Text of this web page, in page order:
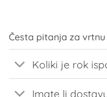
Česta pitanja za vrtnu
Koliki je rok
Imate li